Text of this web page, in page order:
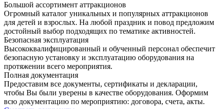
Большой ассортимент аттракционов
Огромный каталог уникальных и популярных аттракционов
для детей и взрослых. На любой праздник и повод предложим
достойный выбор подходящих по тематике активностей.
Безопасная эксплуатация
Высококвалифицированный и обученный персонал обеспечит
безопасную установку и эксплуатацию оборудования на
протяжении всего мероприятия.
Полная документация
Предоставим все документы, сертификаты и декларации,
чтобы Вы были уверены в качестве оборудования. Оформим
всю документацию по мероприятию: договора, счета, акты.